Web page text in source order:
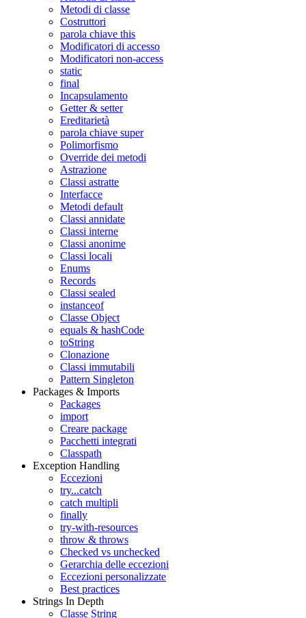
Metodi di classe
Costruttori
parola chiave this
Modificatori di accesso
Modificatori non-access
static
final
Incapsulamento
Getter & setter
Ereditarietà
parola chiave super
Polimorfismo
Override dei metodi
Astrazione
Classi astratte
Interfacce
Metodi default
Classi annidate
Classi interne
Classi anonime
Classi locali
Enums
Records
Classi sealed
instanceof
Classe Object
equals & hashCode
toString
Clonazione
Classi immutabili
Pattern Singleton
Packages & Imports
Packages
import
Creare package
Pacchetti integrati
Classpath
Exception Handling
Eccezioni
try...catch
catch multipli
finally
try-with-resources
throw & throws
Checked vs unchecked
Gerarchia delle eccezioni
Eccezioni personalizzate
Best practices
Strings In Depth
Classe String